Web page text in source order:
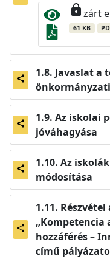
lockzárt
61 KB
share
Javaslat a
share
Az iskolai
jóváhagyása
share
Az
módosítása
share
Részvétel
„Kompetencia
hozzáférés –
című